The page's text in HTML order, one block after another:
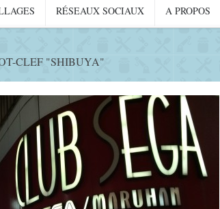
RÉSEAUX SOCIAUX A PROPOS
CLEF "SHIBUYA"